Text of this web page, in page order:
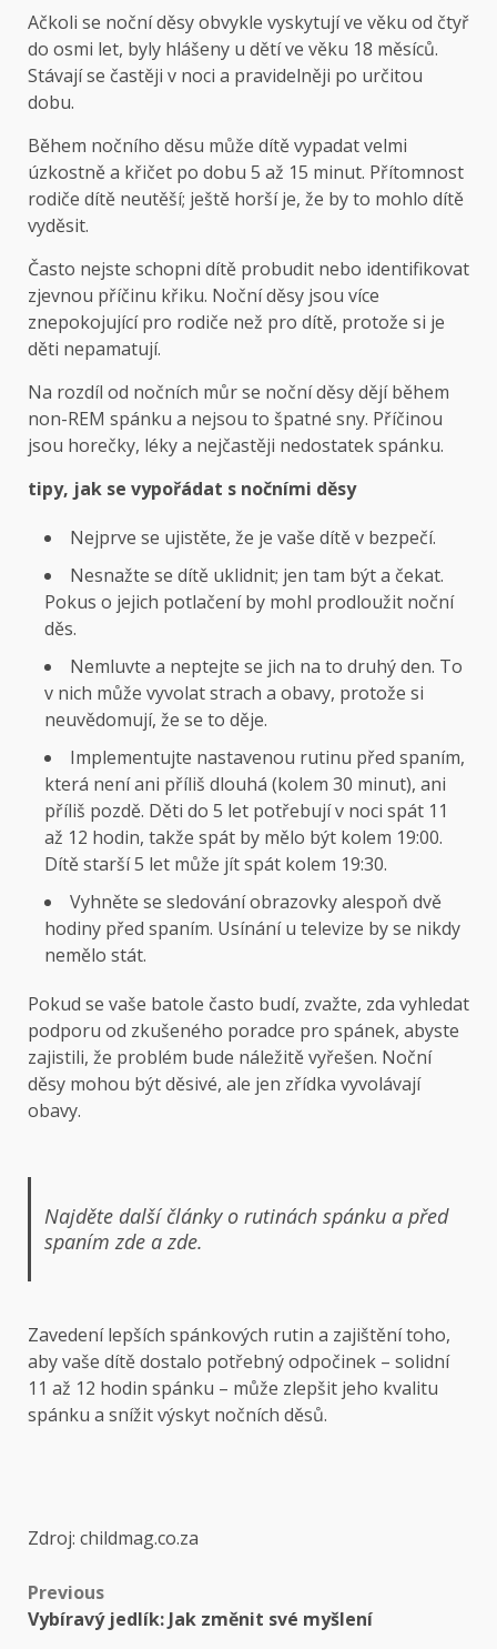
Ačkoli se noční děsy obvykle vyskytují ve věku od čtyř
do osmi let, byly hlášeny u dětí ve věku 18 měsíců.
Stávají se častěji v noci a pravidelněji po určitou
dobu.
Během nočního děsu může dítě vypadat velmi
úzkostně a křičet po dobu 5 až 15 minut. Přítomnost
rodiče dítě neutěší; ještě horší je, že by to mohlo dítě
vyděsit.
Často nejste schopni dítě probudit nebo identifikovat
zjevnou příčinu křiku. Noční děsy jsou více
znepokojující pro rodiče než pro dítě, protože si je
děti nepamatují.
Na rozdíl od nočních můr se noční děsy dějí během
non-REM spánku a nejsou to špatné sny. Příčinou
jsou horečky, léky a nejčastěji nedostatek spánku.
tipy, jak se vypořádat s nočními děsy
Nejprve se ujistěte, že je vaše dítě v bezpečí.
Nesnažte se dítě uklidnit; jen tam být a čekat.
Pokus o jejich potlačení by mohl prodloužit noční
děs.
Nemluvte a neptejte se jich na to druhý den. To
v nich může vyvolat strach a obavy, protože si
neuvědomují, že se to děje.
Implementujte nastavenou rutinu před spaním,
která není ani příliš dlouhá (kolem 30 minut), ani
příliš pozdě. Děti do 5 let potřebují v noci spát 11
až 12 hodin, takže spát by mělo být kolem 19:00.
Dítě starší 5 let může jít spát kolem 19:30.
Vyhněte se sledování obrazovky alespoň dvě
hodiny před spaním. Usínání u televize by se nikdy
nemělo stát.
Pokud se vaše batole často budí, zvažte, zda vyhledat
podporu od zkušeného poradce pro spánek, abyste
zajistili, že problém bude náležitě vyřešen. Noční
děsy mohou být děsivé, ale jen zřídka vyvolávají
obavy.
Najděte další články o rutinách spánku a před
spanímzdeazde.
Zavedení lepších spánkových rutin a zajištění toho,
aby vaše dítě dostalo potřebný odpočinek – solidní
11 až 12 hodin spánku – může zlepšit jeho kvalitu
spánku a snížit výskyt nočních děsů.
Zdroj: childmag.co.za
Previous
Vybíravý jedlík: Jak změnit své myšlení